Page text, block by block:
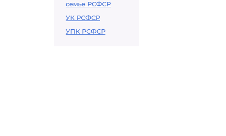
семье РСФСР
УК РСФСР
УПК РСФСР